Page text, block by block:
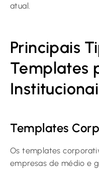
atual.
Principais
Templates
Templates
Os templates
empresas de médio e